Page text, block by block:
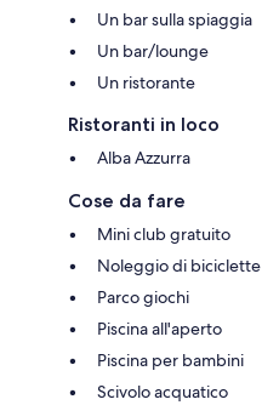
Un bar sulla spiaggia
Un bar/lounge
Un ristorante
Ristoranti in loco
Alba Azzurra
Cose da fare
Mini club gratuito
Noleggio di biciclette
Parco giochi
Piscina all'aperto
Piscina per bambini
Scivolo acquatico